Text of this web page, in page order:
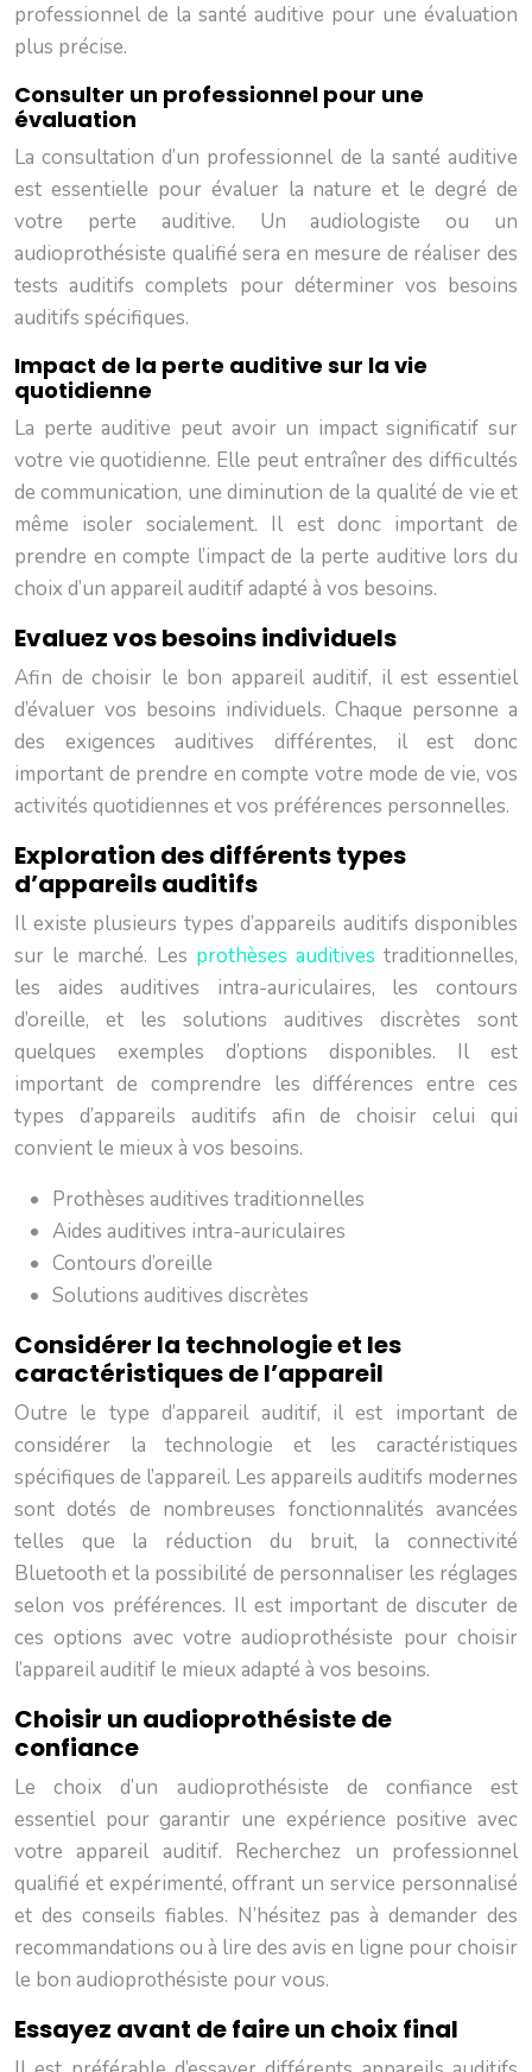
professionnel de la santé auditive pour une évaluation
plus précise.
Consulter un professionnel pour une
évaluation
La consultation d’un professionnel de la santé auditive
est essentielle pour évaluer la nature et le degré de
votre perte auditive. Un audiologiste ou un
audioprothésiste qualifié sera en mesure de réaliser des
tests auditifs complets pour déterminer vos besoins
auditifs spécifiques.
Impact de la perte auditive sur la vie
quotidienne
La perte auditive peut avoir un impact significatif sur
votre vie quotidienne. Elle peut entraîner des difficultés
de communication, une diminution de la qualité de vie et
même isoler socialement. Il est donc important de
prendre en compte l’impact de la perte auditive lors du
choix d’un appareil auditif adapté à vos besoins.
Evaluez vos besoins individuels
Afin de choisir le bon appareil auditif, il est essentiel
d’évaluer vos besoins individuels. Chaque personne a
des exigences auditives différentes, il est donc
important de prendre en compte votre mode de vie, vos
activités quotidiennes et vos préférences personnelles.
Exploration des différents types
d’appareils auditifs
Il existe plusieurs types d’appareils auditifs disponibles
sur le marché. Les prothèses auditivestraditionnelles,
les aides auditives intra-auriculaires, les contours
d’oreille, et les solutions auditives discrètes sont
quelques exemples d’options disponibles. Il est
important de comprendre les différences entre ces
types d’appareils auditifs afin de choisir celui qui
convient le mieux à vos besoins.
Prothèses auditives traditionnelles
Aides auditives intra-auriculaires
Contours d’oreille
Solutions auditives discrètes
Considérer la technologie et les
caractéristiques de l’appareil
Outre le type d’appareil auditif, il est important de
considérer la technologie et les caractéristiques
spécifiques de l’appareil. Les appareils auditifs modernes
sont dotés de nombreuses fonctionnalités avancées
telles que la réduction du bruit, la connectivité
Bluetooth et la possibilité de personnaliser les réglages
selon vos préférences. Il est important de discuter de
ces options avec votre audioprothésiste pour choisir
l’appareil auditif le mieux adapté à vos besoins.
Choisir un audioprothésiste de
confiance
Le choix d’un audioprothésiste de confiance est
essentiel pour garantir une expérience positive avec
votre appareil auditif. Recherchez un professionnel
qualifié et expérimenté, offrant un service personnalisé
et des conseils fiables. N’hésitez pas à demander des
recommandations ou à lire des avis en ligne pour choisir
le bon audioprothésiste pour vous.
Essayez avant de faire un choix final